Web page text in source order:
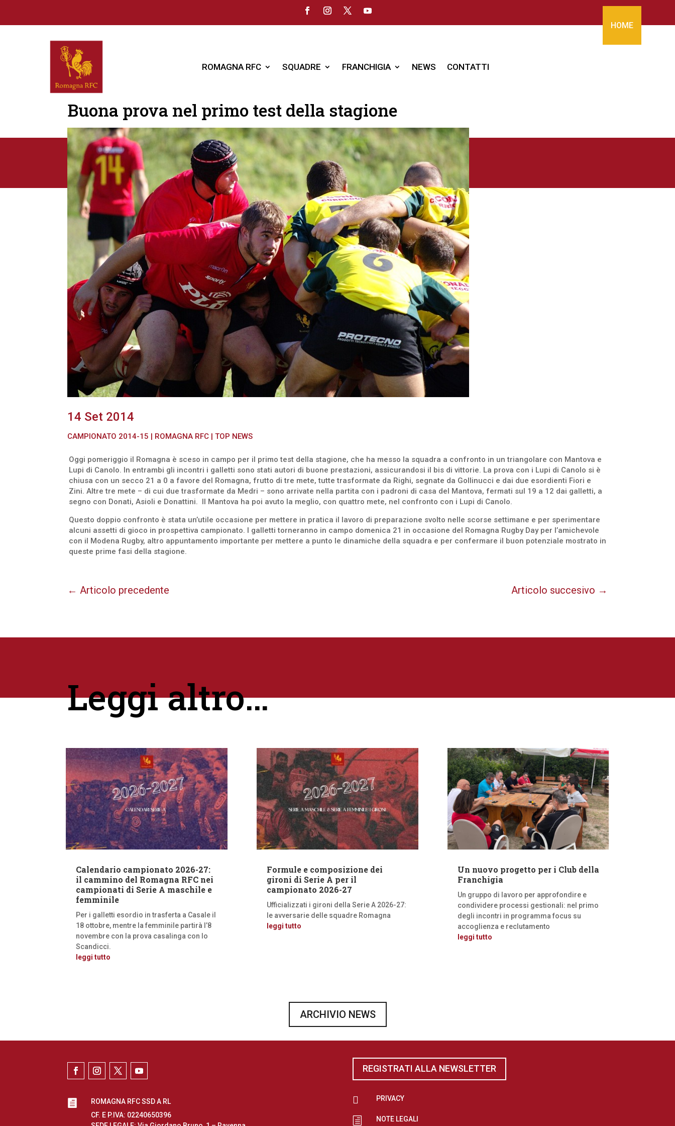
ROMAGNA RFC SQUADRE FRANCHIGIA NEWS CONTATTI
HOME
Buona prova nel primo test della stagione
14 Set 2014
CAMPIONATO 2014-15 | ROMAGNA RFC |TOP NEWS
Oggi pomeriggio il Romagna è sceso in campo per il primo test della stagione, che ha messo la squadra a confronto in un triangolare con Mantova e
Lupi di Canolo. In entrambi gli incontri i galletti sono stati autori di buone prestazioni, assicurandosi il bis di vittorie. La prova con i Lupi di Canolo si è
chiusa con un secco 21 a 0 a favore del Romagna, frutto di tre mete, tutte trasformate da Righi, segnate da Gollinucci e dai due esordienti Fiori e
Zini. Altre tre mete – di cui due trasformate da Medri – sono arrivate nella partita con i padroni di casa del Mantova, fermati sul 19 a 12 dai galletti, a
segno con Donati, Asioli e Donattini. Il Mantova ha poi avuto la meglio, con quattro mete, nel confronto con i Lupi di Canolo.
Questo doppio confronto è stata un’utile occasione per mettere in pratica il lavoro di preparazione svolto nelle scorse settimane e per sperimentare
alcuni assetti di gioco in prospettiva campionato. I galletti torneranno in campo domenica 21 in occasione del Romagna Rugby Day per l’amichevole
con il Modena Rugby, altro appuntamento importante per mettere a punto le dinamiche della squadra e per confermare il buon potenziale mostrato in
queste prime fasi della stagione.
←Articolo precedente Articolo succesivo →
Leggi altro…
Calendario campionato 2026-27:
il cammino del Romagna RFC nei
campionati di Serie A maschile e
femminile
Per i galletti esordio in trasferta a Casale il
18 ottobre, mentre la femminile partirà l’8
novembre con la prova casalinga con lo
Scandicci.
leggi tutto
Formule e composizione dei
gironi di Serie A per il
campionato 2026-27
Ufficializzati i gironi della Serie A 2026-27:
le avversarie delle squadre Romagna
leggi tutto
Un nuovo progetto per i Club della
Franchigia
Un gruppo di lavoro per approfondire e
condividere processi gestionali: nel primo
degli incontri in programma focus su
accoglienza e reclutamento
leggi tutto
ARCHIVIO NEWS

ROMAGNA RFC SSD A RL
CF. E P.IVA: 02240650396
REGISTRATI ALLA NEWSLETTER
 PRIVACY
h NOTE LEGALI